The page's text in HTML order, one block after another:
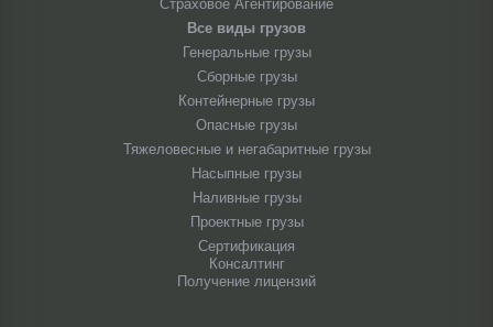
Страховое Агентирование
Все виды грузов
Генеральные грузы
Сборные грузы
Контейнерные грузы
Опасные грузы
Тяжеловесные и негабаритные грузы
Насыпные грузы
Наливные грузы
Проектные грузы
Сертификация
Консалтинг
Получение лицензий